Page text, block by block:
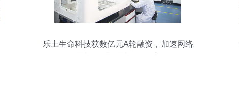
乐土生命科技获数亿元A轮融资，加速网络